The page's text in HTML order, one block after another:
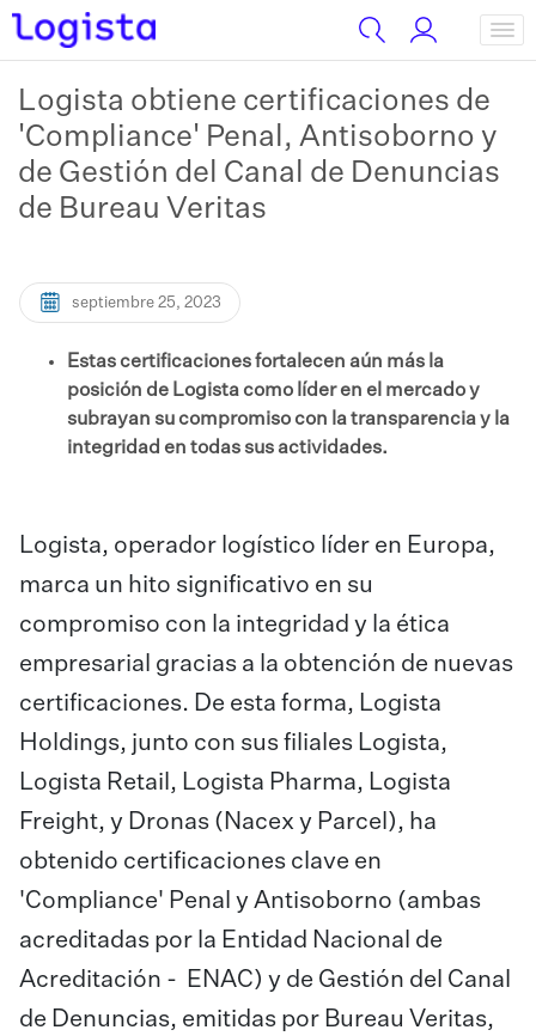
Logista obtiene certificaciones de
'Compliance' Penal, Antisoborno y
de Gestión del Canal de Denuncias
de Bureau Veritas
septiembre 25, 2023
Estas certificaciones fortalecen aún más la
posición de Logista como líder en el mercado y
subrayan su compromiso con la transparencia y la
integridad en todas sus actividades.
Logista, operador logístico líder en Europa,
marca un hito significativo en su
compromiso con la integridad y la ética
empresarial gracias a la obtención de nuevas
certificaciones. De esta forma, Logista
Holdings, junto con sus filiales Logista,
Logista Retail, Logista Pharma, Logista
Freight, y Dronas (Nacex y Parcel), ha
obtenido certificaciones clave en
'Compliance' Penal y Antisoborno (ambas
acreditadas por la Entidad Nacional de
Acreditación - ENAC) y de Gestión del Canal
de Denuncias, emitidas por Bureau Veritas,